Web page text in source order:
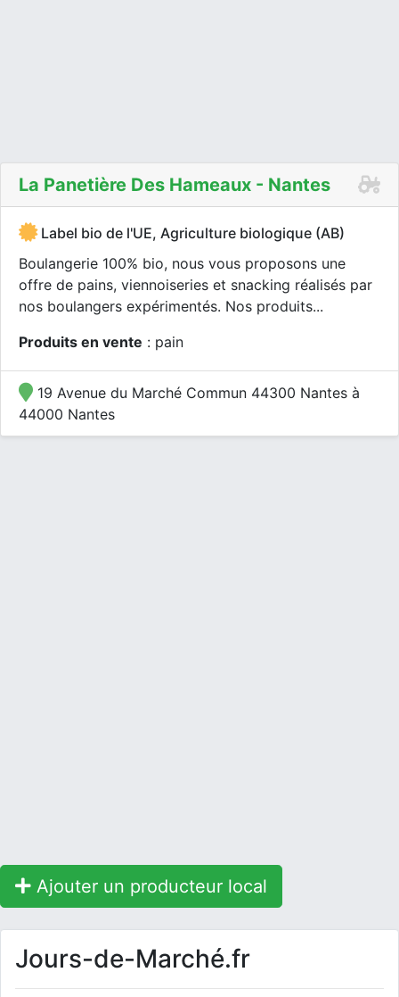
La Panetière Des Hameaux - Nantes
Label bio de l'UE, Agriculture biologique (AB)
Boulangerie 100% bio, nous vous proposons une
offre de pains, viennoiseries et snacking réalisés par
nos boulangers expérimentés. Nos produits...
Produits en vente : pain
19 Avenue du Marché Commun 44300 Nantes à
44000 Nantes
Ajouter un producteur local
Jours-de-Marché.fr